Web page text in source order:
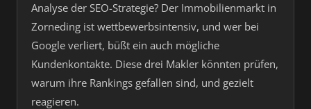
Analyse der SEO-Strategie? Der Immobilienmarkt in
Zorneding ist wettbewerbsintensiv, und wer bei
Google verliert, büßt ein auch mögliche
Kundenkontakte. Diese drei Makler könnten prüfen,
warum ihre Rankings gefallen sind, und gezielt
reagieren.